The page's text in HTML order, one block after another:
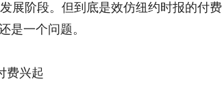
展阶段。但到底是效仿纽约时报的付费
是一个问题。
费兴起